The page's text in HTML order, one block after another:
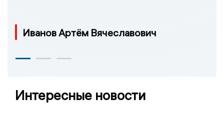
Иванов Артём Вячеславович
Интересные новости